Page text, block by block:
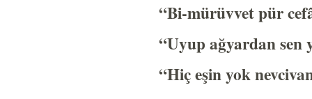
“Bi-mürüvvet pür
“Uyup ağyardan sen
“Hiç eşin yok